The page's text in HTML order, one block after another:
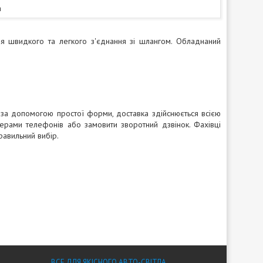
швидкого та легкого з'єднання зі шлангом. Обладнаний
допомогою простої форми, доставка здійснюється всією
телефонів або замовити зворотний дзвінок. Фахівці
вибір.